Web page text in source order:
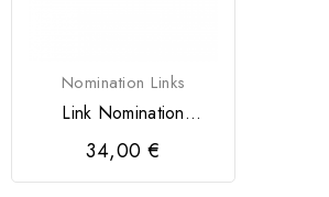
Nomination Links
Link Nomination
Coração Love
34,00 €